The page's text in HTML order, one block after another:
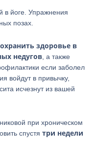
в йоге. Упражнения
позах.
здоровье в
недугов , а также
если заболел
войдут в привычку,
исчезнут из вашей
при хроническом
спустятри недели